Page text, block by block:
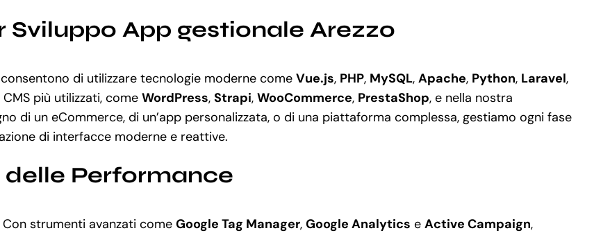
Sviluppo App gestionale Arezzo
di utilizzare tecnologie moderne come Vue.js, PHP, MySQL, Apache, Python, Laravel,
più utilizzati, come WordPress, Strapi, WooCommerce, PrestaShop, e nella nostra
di un eCommerce, di un’app personalizzata, o di una piattaforma complessa, gestiamo ogni fase
di interfacce moderne e reattive.
Performance
strumenti avanzati come Google Tag Manager, Google Analytics e Active Campaign,